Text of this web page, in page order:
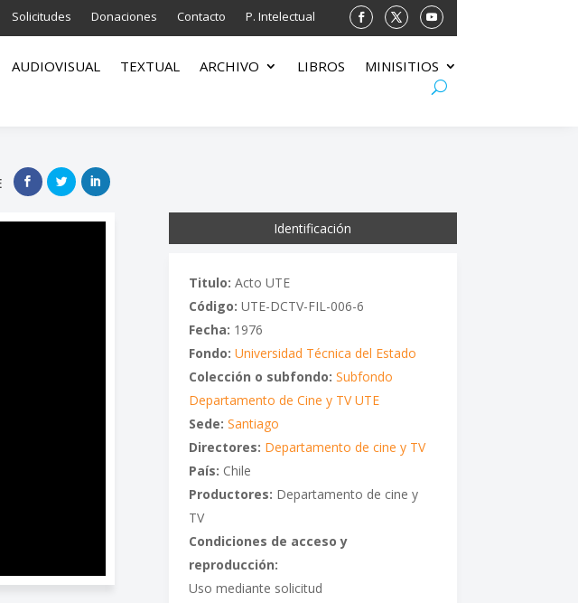
Solicitudes Donaciones Contacto P. Intelectual
AUDIOVISUAL TEXTUAL ARCHIVO LIBROS MINISITIOS
Identificación
Titulo: Acto UTE
Código: UTE-DCTV-FIL-006-6
Fecha: 1976
Fondo: Universidad Técnica del Estado
Colección o subfondo: Subfondo
Departamento de Cine y TV UTE
Sede: Santiago
Directores: Departamento de cine y TV
País: Chile
Productores: Departamento de cine y
TV
Condiciones de acceso y
reproducción:
Uso mediante solicitud